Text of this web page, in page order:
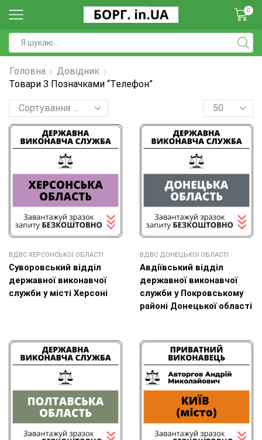
0
Головна
Довідник
Товари З Позначками “телефон”
ВДВС ХЕРСОНСЬКОЇ ОБЛАСТІ
Cуворовський відділ
державної виконавчої
служби у місті Херсоні
ВДВС ДОНЕЦЬКОЇ ОБЛАСТI
Авдіївський відділ
державної виконавчої
служби у Покровському
районі Донецької області